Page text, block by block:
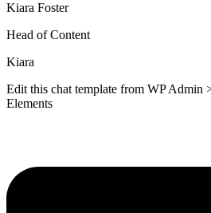
Kiara Foster​
Head of Content​
Kiara​
Edit this chat template from WP Admin
Elements